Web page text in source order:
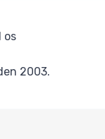
os
2003.